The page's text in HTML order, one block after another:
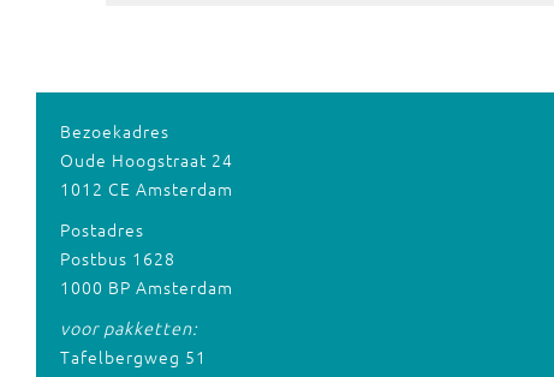
Bezoekadres
Oude Hoogstraat 24
1012 CE Amsterdam
Postadres
Postbus 1628
1000 BP Amsterdam
voor pakketten:
Tafelbergweg 51